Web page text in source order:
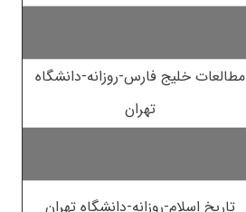
مطالعات خلیج فارس-روزانه-دانشگاه
تهران
تاریخ اسلام-روزانه-دانشگاه تهران